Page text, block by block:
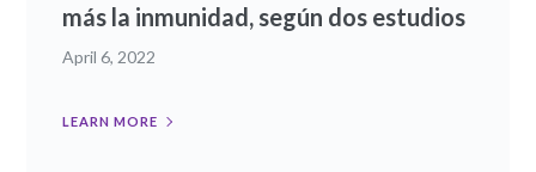
más la inmunidad, según dos estudios
April 6, 2022
LEARN MORE